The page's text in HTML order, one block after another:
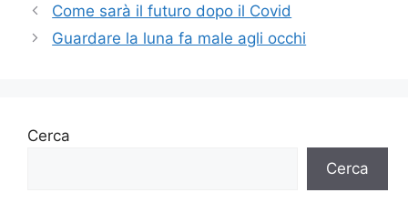
Come sarà il futuro dopo il Covid
Guardare la luna fa male agli occhi
Cerca
Cerca